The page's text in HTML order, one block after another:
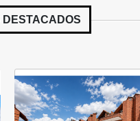
DESTACADOS